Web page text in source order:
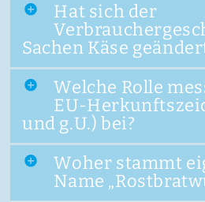
Hat sich der
Sachen Käse
Welche Rolle
EU-
und g.U.) bei?
Woher stammt
Name